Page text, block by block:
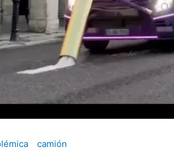
camión